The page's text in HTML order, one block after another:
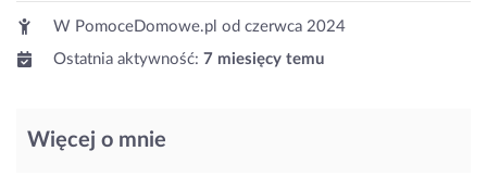
W PomoceDomowe.pl od czerwca 2024
Ostatnia aktywność: 7 miesięcy temu
Więcej o mnie